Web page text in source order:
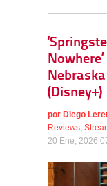
(Disney+)
por Diego
Reviews
20 Ene, 2026